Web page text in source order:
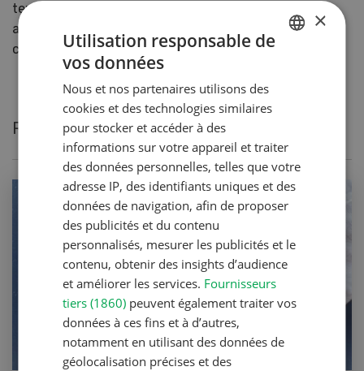
tendreté et ses fibres fines, et pas seulement des
amateurs de gibier. N’hésitez pas à essayer la recette
ci-dessus !
Recettes actuelles de Stihl Brigitte
×
Utilisation responsable de
vos données
Nous et nos partenaires utilisons des
cookies et des technologies similaires
pour stocker et accéder à des
informations sur votre appareil et traiter
des données personnelles, telles que votre
adresse IP, des identifiants uniques et des
données de navigation, afin de proposer
des publicités et du contenu
personnalisés, mesurer les publicités et le
contenu, obtenir des insights d’audience
et améliorer les services. Fournisseurs
tiers (1860) peuvent également traiter vos
données à ces fins et à d’autres,
notamment en utilisant des données de
géolocalisation précises et des